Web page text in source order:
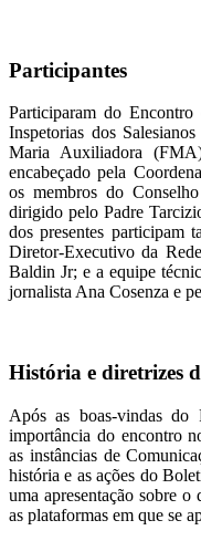
Participantes
Participaram do Encontro
Inspetorias dos
Maria Auxiliadora
encabeçado pela
os membros do
dirigido pelo Padre
dos presentes participam
Diretor-Executivo da
Baldin Jr; e a equipe
jornalista Ana Cosenza e
História e diretrizes
Após as boas-vindas do
importância do encontro
as instâncias de
história e as ações do
uma apresentação sobre
as plataformas em que se